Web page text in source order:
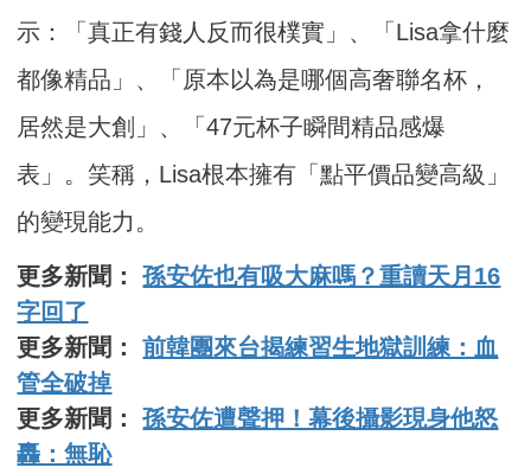
示：「真正有錢人反而很樸實」、「Lisa拿什麼
都像精品」、「原本以為是哪個高奢聯名杯，
居然是大創」、「47元杯子瞬間精品感爆
表」。笑稱，Lisa根本擁有「點平價品變高級」
的變現能力。
更多新聞：孫安佐也有吸大麻嗎？重讀天月16
字回了
更多新聞：前韓團來台揭練習生地獄訓練：血
管全破掉
更多新聞：孫安佐遭聲押！幕後攝影現身他怒
轟：無恥